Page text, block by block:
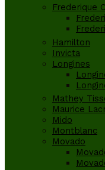
Frederique
Hamilton
Invicta
Longines
Mathey
Maurice
Mido
Montblanc
Movado